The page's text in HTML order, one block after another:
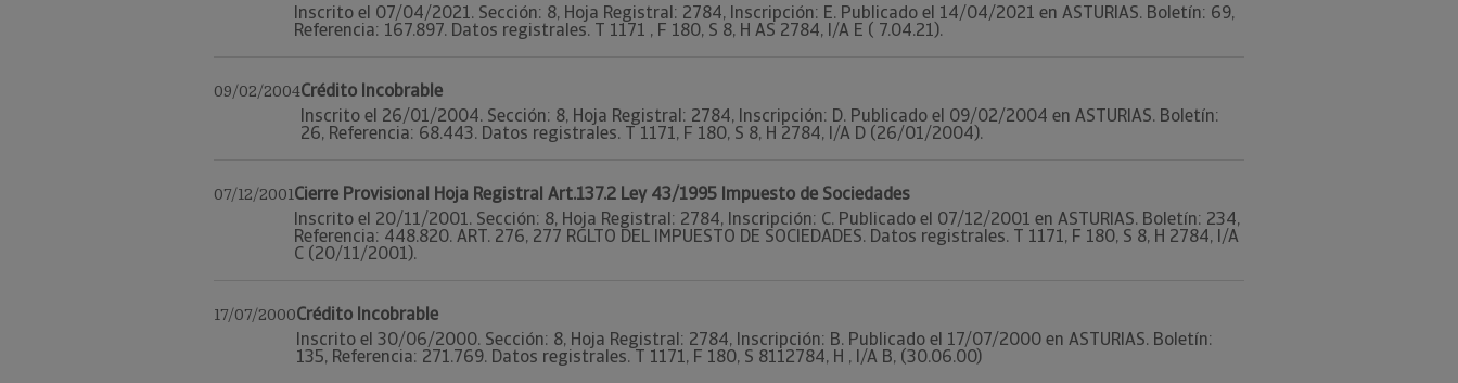
Inscrito el 07/04/2021. Sección: 8, Hoja Registral: 2784, Inscripción: E. Publicado el 14/04/2021 en ASTURIAS. Boletín: 69,
Referencia: 167.897. Datos registrales. T 1171 , F 180, S 8, H AS 2784, I/A E ( 7.04.21).
09/02/2004Crédito Incobrable
Inscrito el 26/01/2004. Sección: 8, Hoja Registral: 2784, Inscripción: D. Publicado el 09/02/2004 en ASTURIAS. Boletín:
26, Referencia: 68.443. Datos registrales. T 1171, F 180, S 8, H 2784, I/A D (26/01/2004).
07/12/2001Cierre Provisional Hoja Registral Art.137.2 Ley 43/1995 Impuesto de Sociedades
Inscrito el 20/11/2001. Sección: 8, Hoja Registral: 2784, Inscripción: C. Publicado el 07/12/2001 en ASTURIAS. Boletín: 234,
Referencia: 448.820. ART. 276, 277 RGLTO DEL IMPUESTO DE SOCIEDADES. Datos registrales. T 1171, F 180, S 8, H 2784, I/A
C (20/11/2001).
17/07/2000Crédito Incobrable
Inscrito el 30/06/2000. Sección: 8, Hoja Registral: 2784, Inscripción: B. Publicado el 17/07/2000 en ASTURIAS. Boletín:
135, Referencia: 271.769. Datos registrales. T 1171, F 180, S 8112784, H , I/A B, (30.06.00)